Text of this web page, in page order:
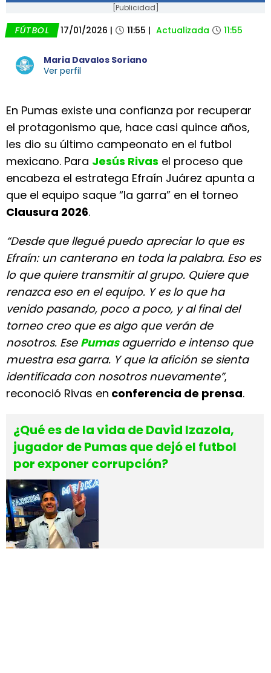
[Publicidad]
FÚTBOL 17/01/2026 | 11:55 | Actualizada 11:55
Maria Davalos Soriano
Ver perfil
En Pumas existe una confianza por recuperar
el protagonismo que, hace casi quince años,
les dio su último campeonato en el futbol
mexicano. Para Jesús Rivas el proceso que
encabeza el estratega Efraín Juárez apunta a
que el equipo saque “la garra” en el torneo
Clausura 2026.
“Desde que llegué puedo apreciar lo que es
Efraín: un canterano en toda la palabra. Eso es
lo que quiere transmitir al grupo. Quiere que
renazca eso en el equipo. Y es lo que ha
venido pasando, poco a poco, y al final del
torneo creo que es algo que verán de
nosotros. Ese Pumasaguerrido e intenso que
muestra esa garra. Y que la afición se sienta
identificada con nosotros nuevamente”,
reconoció Rivas en conferencia de prensa.
¿Qué es de la vida de David Izazola,
jugador de Pumas que dejó el futbol
por exponer corrupción?